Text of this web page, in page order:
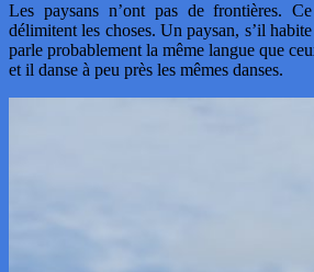
Les paysans n’ont pas de frontières.
délimitent les choses. Un paysan, s’il
parle probablement la même langue que
et il danse à peu près les mêmes danses.